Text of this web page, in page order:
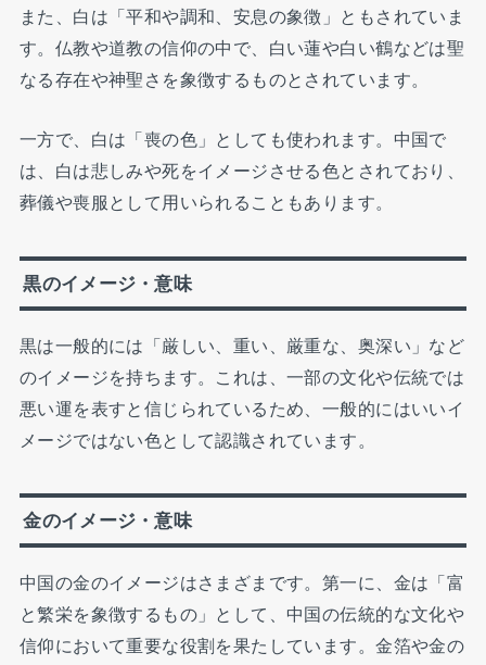
また、白は「平和や調和、安息の象徴」ともされていま
す。仏教や道教の信仰の中で、白い蓮や白い鶴などは聖
なる存在や神聖さを象徴するものとされています。
一方で、白は「喪の色」としても使われます。中国で
は、白は悲しみや死をイメージさせる色とされており、
葬儀や喪服として用いられることもあります。
黒のイメージ・意味
黒は一般的には「厳しい、重い、厳重な、奥深い」など
のイメージを持ちます。これは、一部の文化や伝統では
悪い運を表すと信じられているため、一般的にはいいイ
メージではない色として認識されています。
金のイメージ・意味
中国の金のイメージはさまざまです。第一に、金は「富
と繁栄を象徴するもの」として、中国の伝統的な文化や
信仰において重要な役割を果たしています。金箔や金の